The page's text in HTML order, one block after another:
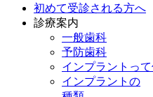
初めて受診される方へ
診療案内
一般歯科
予防歯科
インプラントって
インプラントの